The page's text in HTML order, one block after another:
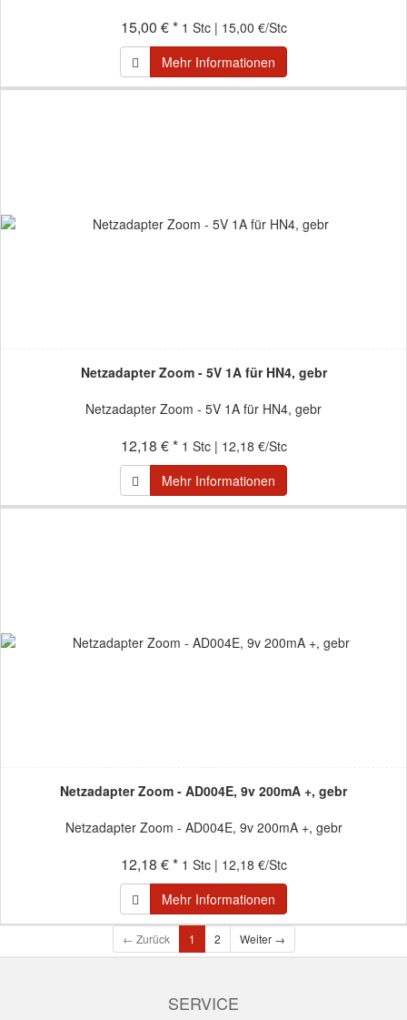
15,00 € * 1 Stc | 15,00 €/Stc
Mehr Informationen
Netzadapter Zoom - 5V 1A für HN4, gebr
Netzadapter Zoom - 5V 1A für HN4, gebr
12,18 € * 1 Stc | 12,18 €/Stc
Mehr Informationen
Netzadapter Zoom - AD004E, 9v 200mA +, gebr
Netzadapter Zoom - AD004E, 9v 200mA +, gebr
12,18 € * 1 Stc | 12,18 €/Stc
Mehr Informationen
← Zurück 1 2 Weiter →
SERVICE